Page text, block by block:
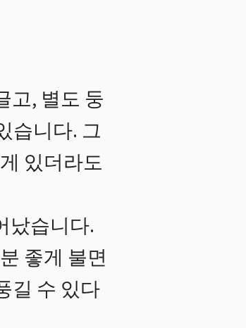
고, 별도 둥
습니다. 그
있더라도
났습니다.
좋게 불면
길 수 있다